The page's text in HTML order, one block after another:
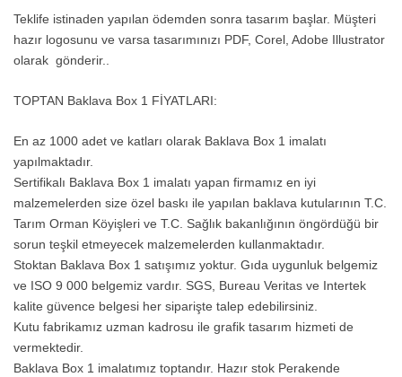
Teklife istinaden yapılan ödemden sonra tasarım başlar. Müşteri
hazır logosunu ve varsa tasarımınızı PDF, Corel, Adobe Illustrator
olarak gönderir..
TOPTAN Baklava Box 1 FİYATLARI:
En az 1000 adet ve katları olarak Baklava Box 1 imalatı
yapılmaktadır.
Sertifikalı Baklava Box 1 imalatı yapan firmamız en iyi
malzemelerden size özel baskı ile yapılan baklava kutularının T.C.
Tarım Orman Köyişleri ve T.C. Sağlık bakanlığının öngördüğü bir
sorun teşkil etmeyecek malzemelerden kullanmaktadır.
Stoktan Baklava Box 1 satışımız yoktur. Gıda uygunluk belgemiz
ve ISO 9 000 belgemiz vardır. SGS, Bureau Veritas ve Intertek
kalite güvence belgesi her siparişte talep edebilirsiniz.
Kutu fabrikamız uzman kadrosu ile grafik tasarım hizmeti de
vermektedir.
Baklava Box 1 imalatımız toptandır. Hazır stok Perakende